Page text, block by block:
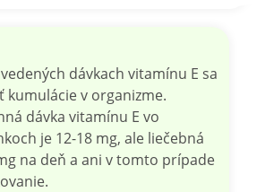
dávkach vitamínu E sa
kumulácie v organizme.
dávka vitamínu E vo
je 12-18 mg, ale liečebná
na deň a ani v tomto prípade